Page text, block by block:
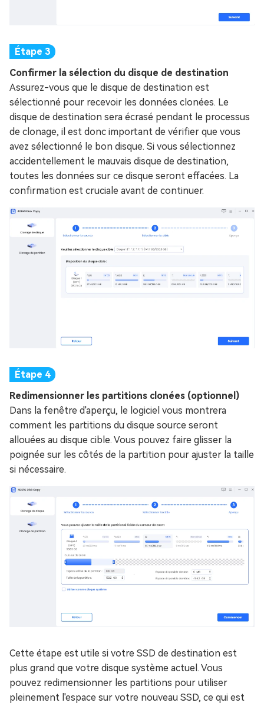
Confirmer la sélection du disque de destination
Assurez-vous que le disque de destination est
sélectionné pour recevoir les données clonées. Le
disque de destination sera écrasé pendant le processus
de clonage, il est donc important de vérifier que vous
avez sélectionné le bon disque. Si vous sélectionnez
accidentellement le mauvais disque de destination,
toutes les données sur ce disque seront effacées. La
confirmation est cruciale avant de continuer.
Redimensionner les partitions clonées (optionnel)
Dans la fenêtre d'aperçu, le logiciel vous montrera
comment les partitions du disque source seront
allouées au disque cible. Vous pouvez faire glisser la
poignée sur les côtés de la partition pour ajuster la taille
si nécessaire.
Cette étape est utile si votre SSD de destination est
plus grand que votre disque système actuel. Vous
pouvez redimensionner les partitions pour utiliser
pleinement l'espace sur votre nouveau SSD, ce qui est